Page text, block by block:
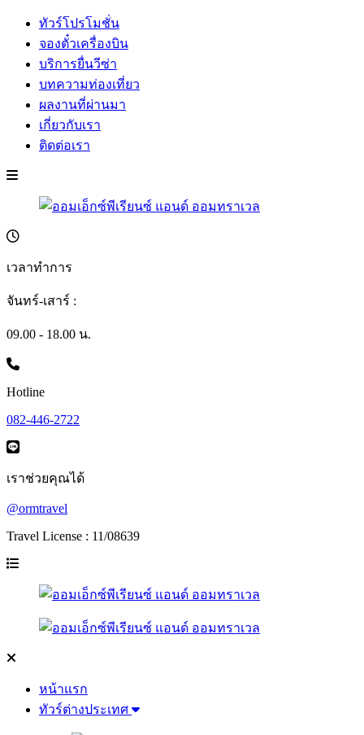
ทัวร์โปรโมชั่น
จองตั๋วเครื่องบิน
บริการยื่นวีซ่า
บทความท่องเที่ยว
ผลงานที่ผ่านมา
เกี่ยวกับเรา
ติดต่อเรา
เวลาทำการ
จันทร์-เสาร์ :
09.00 - 18.00 น.
Hotline
082-446-2722
เราช่วยคุณได้
@ormtravel
Travel License : 11/08639
หน้าแรก
ทัวร์ต่างประเทศ